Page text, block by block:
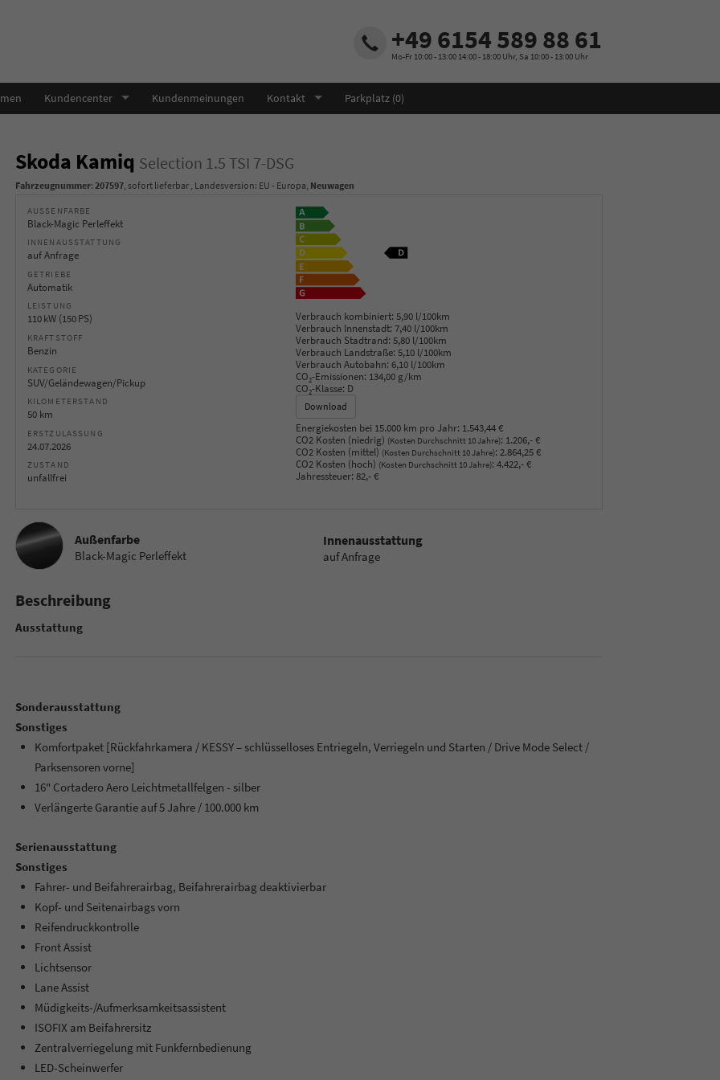
+49 6154 589 88 61
Mo-Fr 10:00 - 13:00 14:00 - 18:00 Uhr, Sa 10:00 - 13:00 Uhr
Kundencenter Kundenmeinungen Kontakt Parkplatz (0)
Skoda Kamiq Selection 1.5 TSI 7-DSG
Fahrzeugnummer: 207597, sofort lieferbar, Landesversion: EU - Europa, Neuwagen
AUSSENFARBE
Black-Magic Perleffekt
INNENAUSSTATTUNG
auf Anfrage
GETRIEBE
Automatik
LEISTUNG
110 kW (150 PS)
KRAFTSTOFF
Benzin
KATEGORIE
SUV/Geländewagen/Pickup
KILOMETERSTAND
50 km
ERSTZULASSUNG
24.07.2026
ZUSTAND
unfallfrei
Verbrauch kombiniert: 5,90 l/100km
Verbrauch Innenstadt: 7,40 l/100km
Verbrauch Stadtrand: 5,80 l/100km
Verbrauch Landstraße: 5,10 l/100km
Verbrauch Autobahn: 6,10 l/100km
CO2-Emissionen: 134,00 g/km
CO2-Klasse: D
Download
Energiekosten bei 15.000 km pro Jahr: 1.543,44 €
CO2 Kosten (niedrig) (Kosten Durchschnitt 10 Jahre): 1.206,- €
CO2 Kosten (mittel) (Kosten Durchschnitt 10 Jahre): 2.864,25 €
CO2 Kosten (hoch) (Kosten Durchschnitt 10 Jahre): 4.422,- €
Jahressteuer: 82,- €
Außenfarbe
Black-Magic Perleffekt
Innenausstattung
auf Anfrage
Beschreibung
Ausstattung
Sonderausstattung
Sonstiges
Komfortpaket [Rückfahrkamera / KESSY – schlüsselloses Entriegeln, Verriegeln und Starten / Drive Mode Select /
Parksensoren vorne]
16" Cortadero Aero Leichtmetallfelgen - silber
Verlängerte Garantie auf 5 Jahre / 100.000 km
Serienausstattung
Sonstiges
Fahrer- und Beifahrerairbag, Beifahrerairbag deaktivierbar
Kopf- und Seitenairbags vorn
Reifendruckkontrolle
Front Assist
Lichtsensor
Lane Assist
Müdigkeits-/Aufmerksamkeitsassistent
ISOFIX am Beifahrersitz
Zentralverriegelung mit Funkfernbedienung
LED-Scheinwerfer